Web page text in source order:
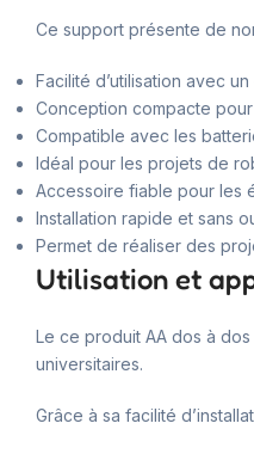
Ce support présente de
Facilité d’utilisation avec
Conception compacte
Compatible avec les
Idéal pour les projets de
Accessoire fiable pour les
Installation rapide et sans
Permet de réaliser des
Utilisation et
Le ce produit AA dos à
universitaires.
Grâce à sa facilité